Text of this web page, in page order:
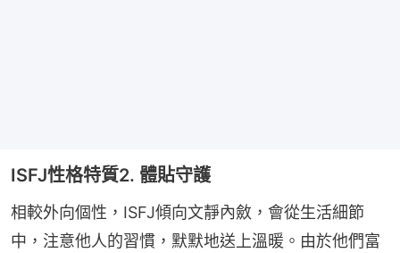
ISFJ性格特質2. 體貼守護
相較外向個性，ISFJ傾向文靜內斂，會從生活細節
中，注意他人的習慣，默默地送上溫暖。由於他們富